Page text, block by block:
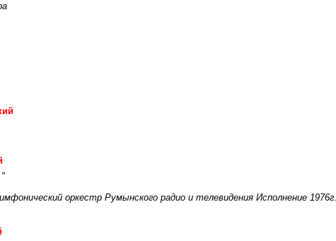
"
оркестр Румынского радио и телевидения Исполнение 1976г.